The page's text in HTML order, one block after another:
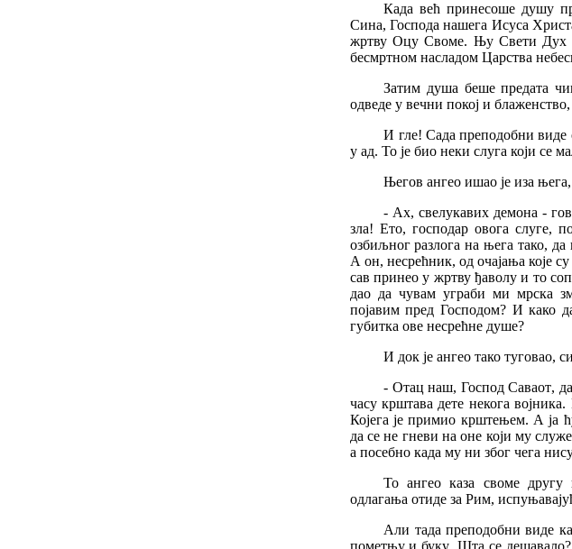
Када већ принесоше душу
Сина, Господа нашега Исуса
жртву Оцу Своме. Њу Свети Дух
бесмртном насладом Царства
Затим душа беше предата
одведе у вечни покој и блаженство,
И гле! Сада преподобни виде
у ад. То је био неки слуга који се
Његов ангео ишао је иза њега
- Ах,свелукавих демона -
зла! Ето, господар овога слуге,
озбиљног разлога на њега тако, да
А он, несрећник, од очајања које су
сав принео у жртву ђаволу и то
дао да чувам уграби ми мрска
појавим пред Господом? И како
губитка ове несрећне душе?
И док је ангео тако туговао,
- Отац наш, Господ Саваот,
часу крштава дете некога војника.
Којега је примио крштењем. А ја
да се не гневи на оне који му служе
а посебно када му ни због чега
То ангео каза своме другу
одлагања отиде за Рим,
Али тада преподобни виде
пометњу и буку .Шта се дешавало